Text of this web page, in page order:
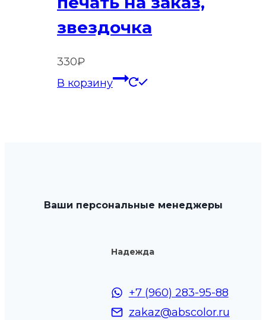
звездочка
330₽
В корзину
Ваши персональные менеджеры
Надежда
+7 (960) 283-95-88
zakaz@abscolor.ru